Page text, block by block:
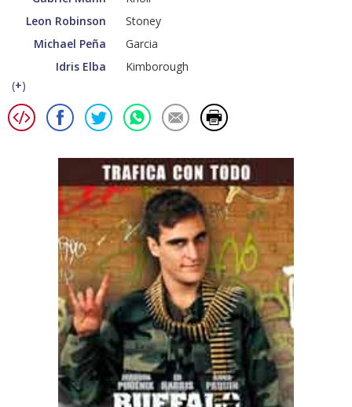
Leon Robinson
Stoney
Michael Peña
Garcia
Idris Elba
Kimborough
(+)